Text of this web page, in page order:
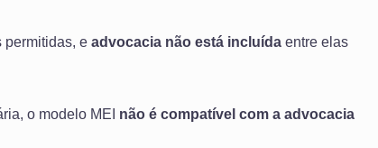
permitidas, e advocacia não está incluída entre elas
o modelo MEI não é compatível com a advocacia